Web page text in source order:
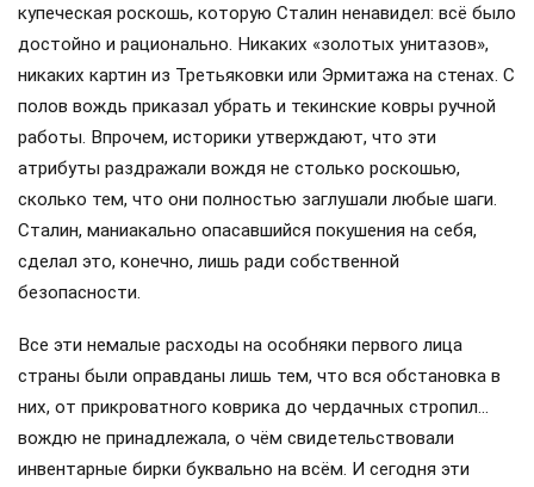
купеческая роскошь, которую Сталин ненавидел: всё было
достойно и рационально. Никаких «золотых унитазов»,
никаких картин из Третьяковки или Эрмитажа на стенах. С
полов вождь приказал убрать и текинские ковры ручной
работы. Впрочем, историки утверждают, что эти
атрибуты раздражали вождя не столько роскошью,
сколько тем, что они полностью заглушали любые шаги.
Сталин, маниакально опасавшийся покушения на себя,
сделал это, конечно, лишь ради собственной
безопасности.
Все эти немалые расходы на особняки первого лица
страны были оправданы лишь тем, что вся обстановка в
них, от прикроватного коврика до чердачных стропил…
вождю не принадлежала, о чём свидетельствовали
инвентарные бирки буквально на всём. И сегодня эти